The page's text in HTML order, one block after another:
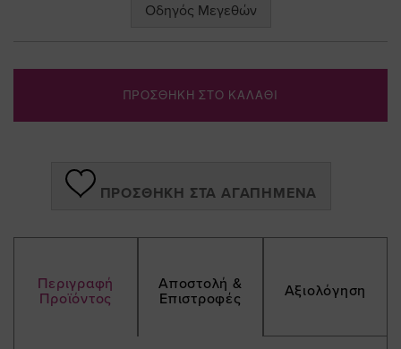
Οδηγός Μεγεθών
ΠΡΟΣΘΗΚΗ ΣΤΟ ΚΑΛΑΘΙ
ΠΡΟΣΘΉΚΗ ΣΤΑ ΑΓΑΠΗΜΈΝΑ
Περιγραφή
Προϊόντος
Αποστολή &
Επιστροφές
Αξιολόγηση